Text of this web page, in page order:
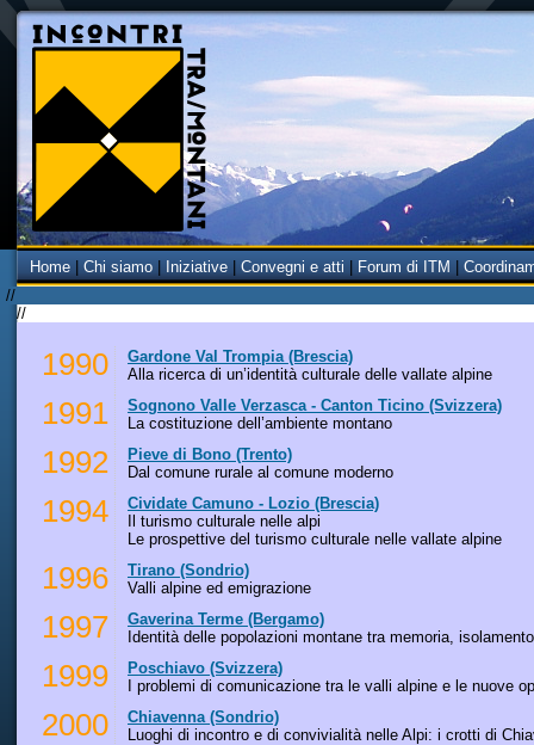
Home Chi siamo Iniziative Convegni e atti Forum di ITM
//
//
1990
Gardone Val Trompia (Brescia)
Alla ricerca di un’identità culturale delle vallate alpine
1991
Sognono Valle Verzasca - Canton Ticino (Svizzera)
La costituzione dell’ambiente montano
1992
Pieve di Bono (Trento)
Dal comune rurale al comune moderno
1994
Cividate Camuno - Lozio (Brescia)
Il turismo culturale nelle alpi
Le prospettive del turismo culturale nelle vallate alpine
1996
Tirano (Sondrio)
Valli alpine ed emigrazione
1997
Gaverina Terme (Bergamo)
Identità delle popolazioni montane tra memoria,
1999
Poschiavo (Svizzera)
I problemi di comunicazione tra le valli alpine e le nuove
2000
Chiavenna (Sondrio)
Luoghi di incontro e di convivialità nelle Alpi: i crotti di